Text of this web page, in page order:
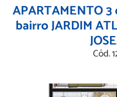
APARTAMENTO
bairro JARDIM
Cód.